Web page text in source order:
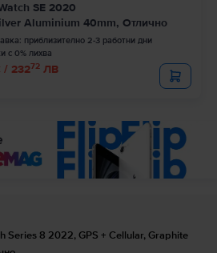
SE 2020
Aluminium 40mm, Отлично
приблизително 2-3 работни дни
с 0% лихва
/ 23272 ЛВ
Series 8 2022, GPS + Cellular, Graphite